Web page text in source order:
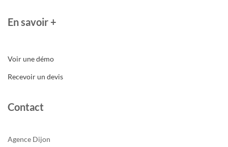
En savoir +
Voir une démo
Recevoir un devis
Contact
Agence Dijon